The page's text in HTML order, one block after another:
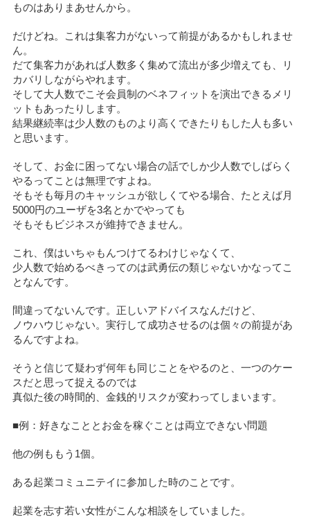
ものはありまあせんから。
だけどね。これは集客力がないって前提があるかもしれませ
ん。
だて集客力があれば人数多く集めて流出が多少増えても、リ
カバリしながらやれます。
そして大人数でこそ会員制のベネフィットを演出できるメリ
ットもあったりします。
結果継続率は少人数のものより高くできたりもした人も多い
と思います。
そして、お金に困ってない場合の話でしか少人数でしばらく
やるってことは無理ですよね。
そもそも毎月のキャッシュが欲しくてやる場合、たとえば月
5000円のユーザを3名とかでやっても
そもそもビジネスが維持できません。
これ、僕はいちゃもんつけてるわけじゃなくて、
少人数で始めるべきってのは武勇伝の類じゃないかなってこ
となんです。
間違ってないんです。正しいアドバイスなんだけど、
ノウハウじゃない。実行して成功させるのは個々の前提があ
るんですよね。
そうと信じて疑わず何年も同じことをやるのと、一つのケー
スだと思って捉えるのでは
真似た後の時間的、金銭的リスクが変わってしまいます。
■例：好きなこととお金を稼ぐことは両立できない問題
他の例ももう1個。
ある起業コミュニテイに参加した時のことです。
起業を志す若い女性がこんな相談をしていました。